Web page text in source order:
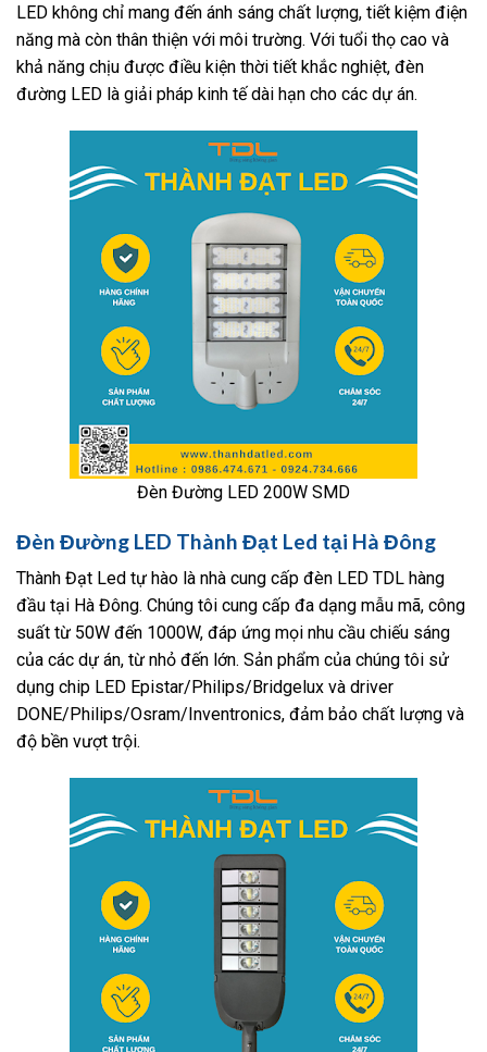
LED không chỉ mang đến ánh sáng chất lượng, tiết kiệm điện
năng mà còn thân thiện với môi trường. Với tuổi thọ cao và
khả năng chịu được điều kiện thời tiết khắc nghiệt, đèn
đường LED là giải pháp kinh tế dài hạn cho các dự án.
Đèn Đường LED 200W SMD
Đèn Đường LED Thành Đạt Led tại Hà Đông
Thành Đạt Led tự hào là nhà cung cấp đèn LED TDL hàng
đầu tại Hà Đông. Chúng tôi cung cấp đa dạng mẫu mã, công
suất từ 50W đến 1000W, đáp ứng mọi nhu cầu chiếu sáng
của các dự án, từ nhỏ đến lớn. Sản phẩm của chúng tôi sử
dụng chip LED Epistar/Philips/Bridgelux và driver
DONE/Philips/Osram/Inventronics, đảm bảo chất lượng và
độ bền vượt trội.